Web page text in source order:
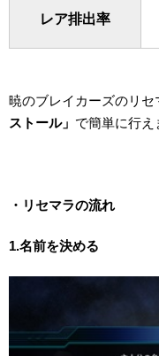
レア排出率
暁のブレイカーズのリセ
ストール」 で簡単に行え
・リセマラの流れ
1.名前を決める